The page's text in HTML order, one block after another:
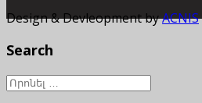
Design & Devleopment byACNIS
Search